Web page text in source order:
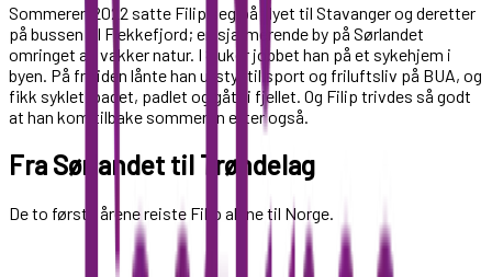
Sommeren 2022 satte Filip seg på flyet til Stavanger og deretter
på bussen til Flekkefjord; en sjarmerende by på Sørlandet
omringet av vakker natur. I 8 uker jobbet han på et sykehjem i
byen. På fritiden lånte han utstyr til sport og friluftsliv på BUA, og
fikk syklet, badet, padlet og gått i fjellet. Og Filip trivdes så godt
at han kom tilbake sommeren etter også.
Fra Sørlandet til Trøndelag
De to første årene reiste Filip alene til Norge.